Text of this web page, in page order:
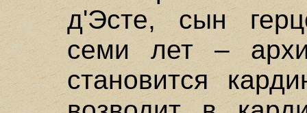
д'Эсте, сын
семи лет –
становится